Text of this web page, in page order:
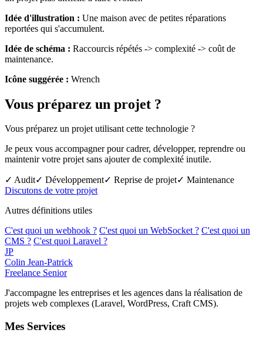
Idée d'illustration : Une maison avec de petites réparations
reportées qui s'accumulent.
Idée de schéma : Raccourcis répétés -> complexité -> coût de
maintenance.
Icône suggérée : Wrench
Vous préparez un projet ?
Vous préparez un projet utilisant cette technologie ?
Je peux vous accompagner pour cadrer, développer, reprendre ou
maintenir votre projet sans ajouter de complexité inutile.
✓ Audit✓ Développement✓ Reprise de projet✓ Maintenance
Discutons de votre projet
Autres définitions utiles
C'est quoi un webhook ? C'est quoi un WebSocket ? C'est quoi un
CMS ? C'est quoi Laravel ?
JP
Colin Jean-Patrick
Freelance Senior
J'accompagne les entreprises et les agences dans la réalisation de
projets web complexes (Laravel, WordPress, Craft CMS).
Mes Services